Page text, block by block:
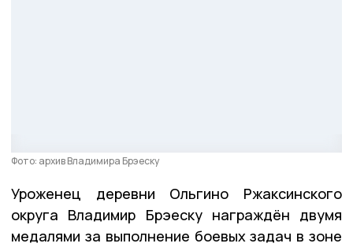
Фото: архив Владимира Брэеску
Уроженец деревни Ольгино Ржаксинского
округа Владимир Брэеску награждён двумя
медалями за выполнение боевых задач в зоне